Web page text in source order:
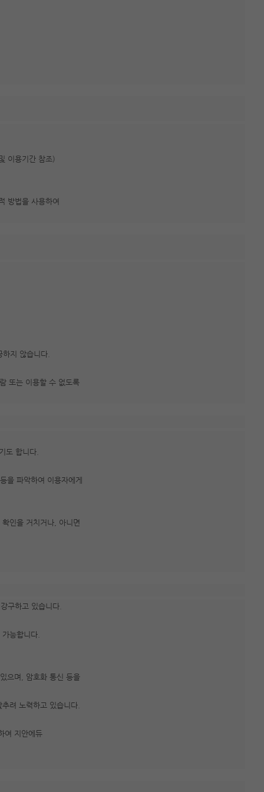
이용기간 참조)
방법을 사용하여
지 않습니다.
또는 이용할 수 없도록
도 합니다.
을 파악하여 이용자에게
인을 거치거나, 아니면
구하고 있습니다.
능합니다.
으며, 암호화 통신 등을
려 노력하고 있습니다.
여 지안에듀